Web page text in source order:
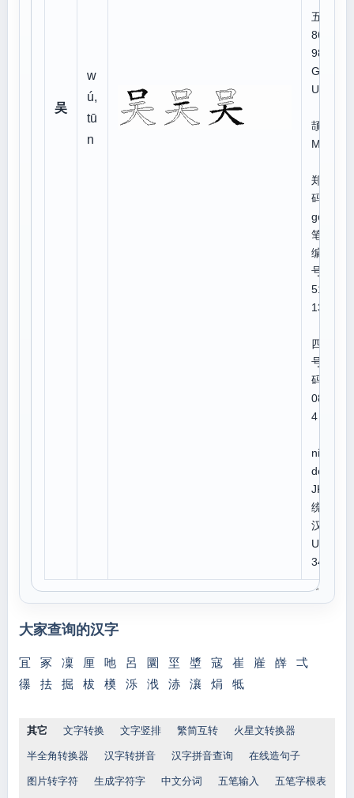
吴
w
ú,
tū
n
五笔
86、
98:K
GD
U
颉:R
MK
郑
码:ja
gd
笔顺
编
号:2
511
134
四角
号
码:6
080
4
niCo
de:C
JK
统一
汉字
U 54
34
大家查询的汉字
冝 冢 凜 厘 吔 呂 圜 坙 墏 寇 崔 嵟 嶭
弌
忁
抾 掘 柭 橂 泺 浌 浾 瀼 焆 牴
其它 文字转换 文字竖排 繁简互转 火星文转换器
半全角转换器 汉字转拼音 汉字拼音查询 在线造句子
图片转字符 生成字符字 中文分词 五笔输入 五笔字根表